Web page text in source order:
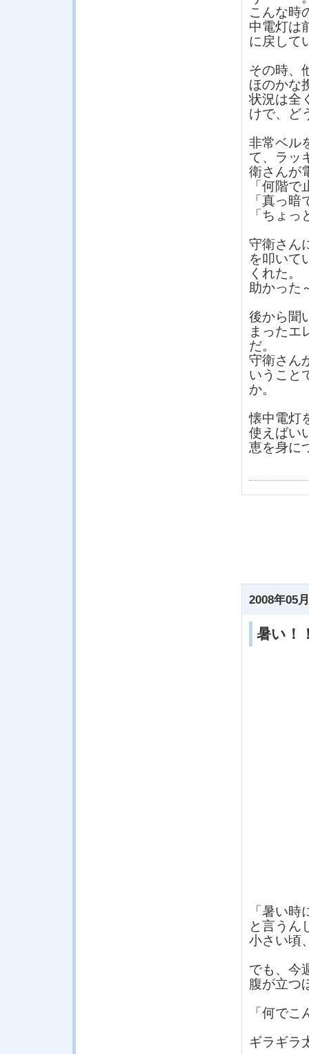
こんな時
中電灯は
に戻して
その時、
ほのかな
状況は全
けで、ど
非常ベル
て、ラッ
衛さんが
「何階
「真っ
「ちょ
守衛さん
を叩いて
くれた。
助かった
後から聞
まったエ
だ。
守衛さん
いうこと
か。
懐中電灯
使えばい
恵を身に
2008年05
暑い！
「暑い
と言うん
小さい頃
でも、今
腹が立つ
「何で
ギラギラ